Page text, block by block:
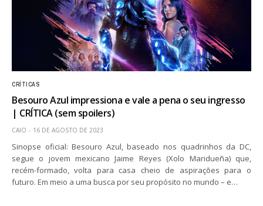
CRÍTICAS
Besouro Azul impressiona e vale a pena o seu ingresso
| CRÍTICA (sem spoilers)
CAIO 16 DE AGOSTO DE 2023
Sinopse oficial: Besouro Azul, baseado nos quadrinhos da DC,
segue o jovem mexicano Jaime Reyes (Xolo Maridueña) que,
recém-formado, volta para casa cheio de aspirações para o
futuro. Em meio a uma busca por seu propósito no mundo – e…